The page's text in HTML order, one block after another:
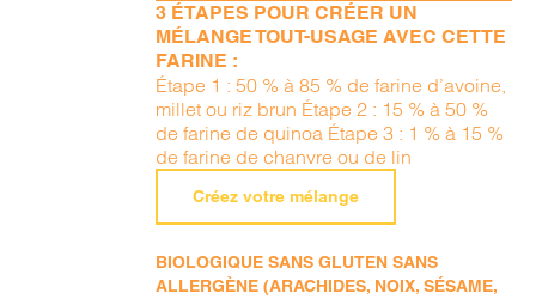
3 ÉTAPES POUR CRÉER UN
MÉLANGE TOUT-USAGE AVEC CETTE
FARINE :
Étape 1 : 50 % à 85 % de farine d’avoine,
millet ou riz brun Étape 2 : 15 % à 50 %
de farine de quinoa Étape 3 : 1 % à 15 %
de farine de chanvre ou de lin
Créez votre mélange
BIOLOGIQUE SANS GLUTEN SANS
ALLERGÈNE (ARACHIDES, NOIX, SÉSAME,